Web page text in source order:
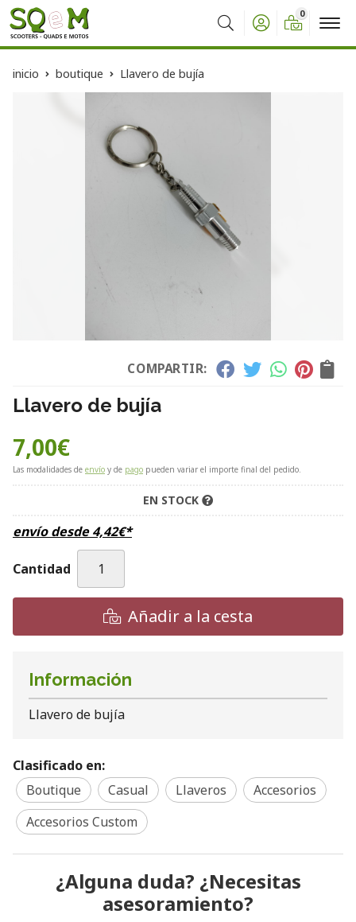
Buscar
0
inicio boutique Llavero de bujía
COMPARTIR:
Llavero de bujía
7,00€
Las modalidades de envío y de pago pueden variar el importe final del pedido.
EN STOCK
envío desde4,42€*
Cantidad
Añadir a la cesta
Información
Llavero de bujía
Clasificado en:
Boutique
Casual Llaveros
Accesorios
Accesorios Custom
¿Alguna duda? ¿Necesitas
asesoramiento?